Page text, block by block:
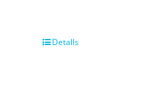
Detalls